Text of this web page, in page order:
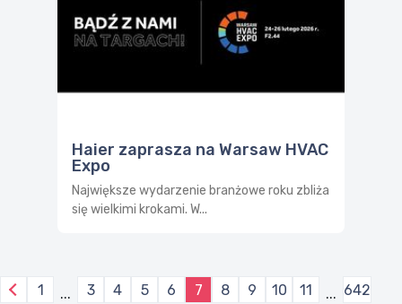
Haier zaprasza na Warsaw HVAC
Expo
Największe wydarzenie branżowe roku zbliża
się wielkimi krokami. W...
1 ... 3 4 5 6 7 8 9 10 11 ... 642